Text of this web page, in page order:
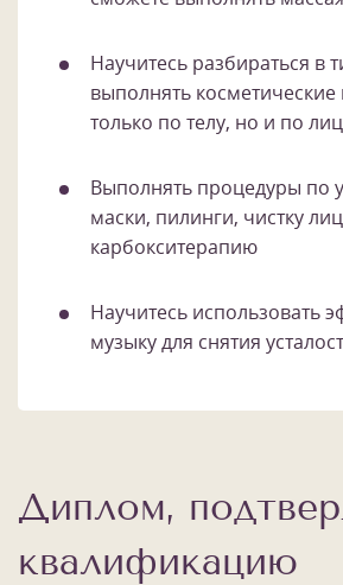
Научитесь разбираться в
выполнять
только по телу, но и по
Выполнять процедуры по
маски, пилинги, чистку
карбокситерапию
Научитесь использовать
музыку для снятия
Диплом,
квалификацию